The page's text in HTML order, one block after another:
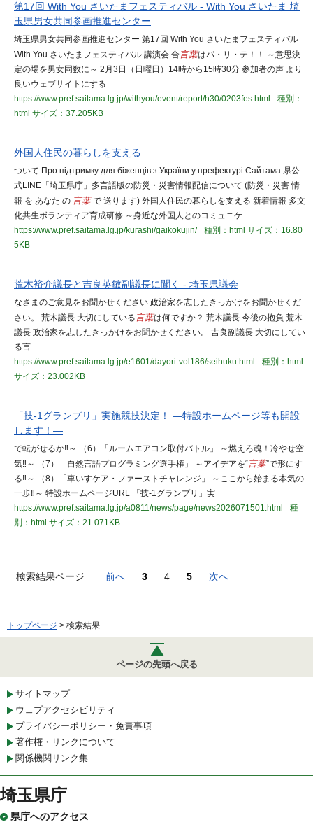
第17回 With You さいたまフェスティバル - With You さいたま 埼
玉県男女共同参画推進センター
埼玉県男女共同参画推進センター 第17回 With You さいたまフェスティバル
With You さいたまフェスティバル 講演会 合言葉はパ・リ・テ！！ ～意思決
定の場を男女同数に～ 2月3日（日曜日）14時から15時30分 参加者の声 より
良いウェブサイトにする
https://www.pref.saitama.lg.jp/withyou/event/report/h30/0203fes.html
種別：
html サイズ：37.205KB
外国人住民の暮らしを支える
ついて Про підтримку для біженців з України у префектурі Сайтама 県公
式LINE「埼玉県庁」多言語版の防災・災害情報配信について (防災・災害 情
報 を あなた の 言葉で 送ります) 外国人住民の暮らしを支える 新着情報 多文
化共生ボランティア育成研修 ～身近な外国人とのコミュニケ
https://www.pref.saitama.lg.jp/kurashi/gaikokujin/
種別：html サイズ：16.80
5KB
荒木裕介議長と吉良英敏副議長に聞く - 埼玉県議会
なさまのご意見をお聞かせください 政治家を志したきっかけをお聞かせくだ
さい。 荒木議長 大切にしている 言葉は何ですか？ 荒木議長 今後の抱負 荒木
議長 政治家を志したきっかけをお聞かせください。 吉良副議長 大切にしてい
る言
https://www.pref.saitama.lg.jp/e1601/dayori-vol186/seihuku.html
種別：html
サイズ：23.002KB
「技-1グランプリ」実施競技決定！ ―特設ホームページ等も開設
します！―
で転がせるか‼～ （6）「ルームエアコン取付バトル」 ～燃えろ魂！冷やせ空
気‼～ （7）「自然言語プログラミング選手権」 ～アイデアを“言葉”で形にす
る‼～ （8）「車いすケア・ファーストチャレンジ」 ～ここから始まる本気の
一歩‼～ 特設ホームページURL 「技-1グランプリ」実
https://www.pref.saitama.lg.jp/a0811/news/page/news2026071501.html
種
別：html サイズ：21.071KB
検索結果ページ 前へ 3 4 5 次へ
トップページ > 検索結果
ページの先頭へ戻る
サイトマップ
ウェブアクセシビリティ
プライバシーポリシー・免責事項
著作権・リンクについて
関係機関リンク集
埼玉県庁
県庁へのアクセス